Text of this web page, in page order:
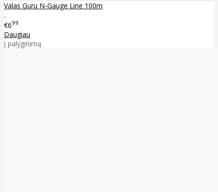
Valas Guru N-Gauge Line 100m
..
€699
Daugiau
Į palyginimą